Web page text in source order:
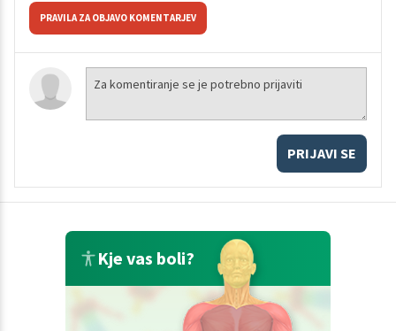
PRAVILA ZA OBJAVO KOMENTARJEV
PRIJAVI SE
Kje vas boli?